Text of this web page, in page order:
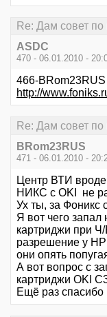
Re: Дам совет
ASDC
470 - 06.01.2010 -
466-
http://
Re: Дам совет
BRom23RUS
471 - 06.01.2010 -
Центр ВТИ
НИКС с OKI не
Ух ты, за Фоникс
Я вот чего
картриджи при
разрешение у
они опять
А вот вопрос с
картриджи OKI
Ещё раз спасибо